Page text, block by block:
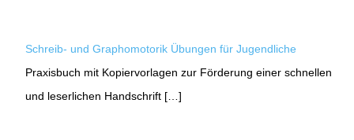
Schreib- und Graphomotorik Übungen für Jugendliche
Praxisbuch mit Kopiervorlagen zur Förderung einer schnellen
und leserlichen Handschrift […]